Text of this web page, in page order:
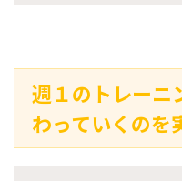
週１のトレーニ
わっていくのを